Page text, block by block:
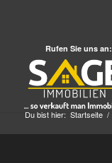
Rufen Sie uns an:
Du bist hier: Startseite /